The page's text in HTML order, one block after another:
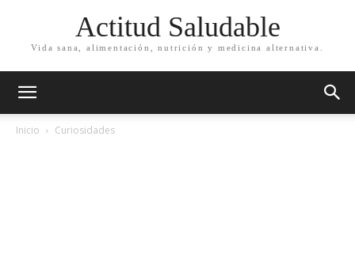
Actitud Saludable
Vida sana, alimentación, nutrición y medicina alternativa.
Inicio Curiosidades